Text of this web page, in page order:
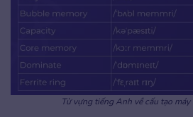
Từ vựng tiếng Anh về cấu tạo